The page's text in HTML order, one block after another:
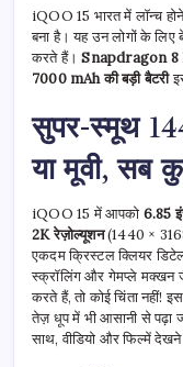
iQOO 15 भारत में लॉन्च
बना है। यह उन लोगों के लिए
करते हैं।Snapdragon 8
7000 mAh की बड़ी बैटरी
सुपर-स्मूथ
या मूवी, सब
iQOO 15 में आपको 6.85
2K रेज़ोल्यूशन(1440 ×
एकदम क्रिस्टल क्लियर
स्क्रॉलिंग और गेमप्ले मक्खन
करते हैं, तो कोई चिंता नहीं!
तेज़ धूप में भी आसानी से पढ़ा
साथ, वीडियो और फिल्में देखने